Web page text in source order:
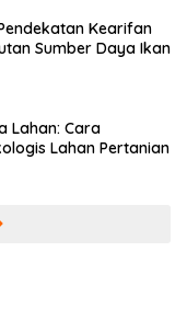
Kearifan
Sumber Daya Ikan
Lahan: Cara
Lahan Pertanian